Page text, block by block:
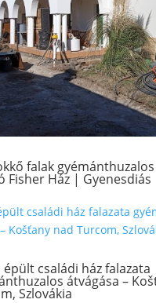
falak
Fisher Ház | Gyenesdiás
épült családi ház falazata
átvágása –
Szlovákia